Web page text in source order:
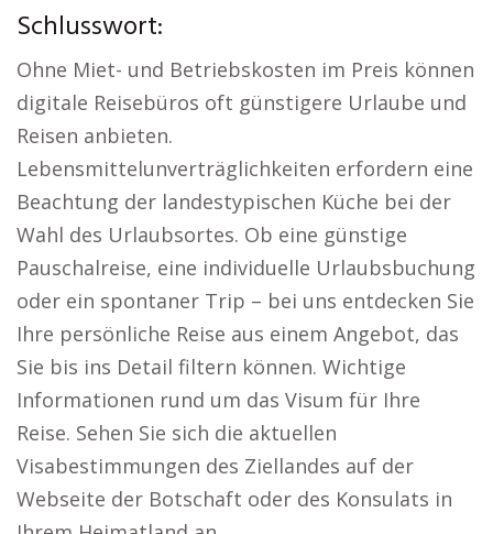
Schlusswort:
Ohne Miet- und Betriebskosten im Preis können
digitale Reisebüros oft günstigere Urlaube und
Reisen anbieten.
Lebensmittelunverträglichkeiten erfordern eine
Beachtung der landestypischen Küche bei der
Wahl des Urlaubsortes. Ob eine günstige
Pauschalreise, eine individuelle Urlaubsbuchung
oder ein spontaner Trip – bei uns entdecken Sie
Ihre persönliche Reise aus einem Angebot, das
Sie bis ins Detail filtern können. Wichtige
Informationen rund um das Visum für Ihre
Reise. Sehen Sie sich die aktuellen
Visabestimmungen des Ziellandes auf der
Webseite der Botschaft oder des Konsulats in